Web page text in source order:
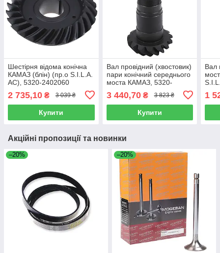
Шестірня відома конічна
КАМАЗ (блін) (пр.о S.I.L.A.
AC), 5320-2402060
2 735,10 ₴ 3 039 ₴
Купити
Вал провідний (хвостовик)
пари конічний середнього
моста КАМАЗ, 5320-
3 440,70₴ 3 823 ₴
Купити
Вал
1
Акційні пропозиції та новинки
–20% –20%